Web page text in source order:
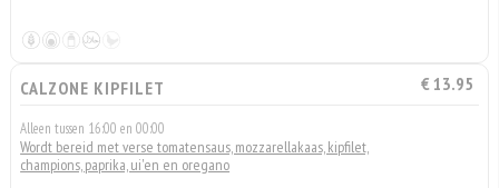
CALZONE KIPFILET € 13.95
Alleen tussen 16:00 en 00:00
Wordt bereid met verse tomatensaus, mozzarellakaas, kipfilet,
champions, paprika, ui'en en oregano